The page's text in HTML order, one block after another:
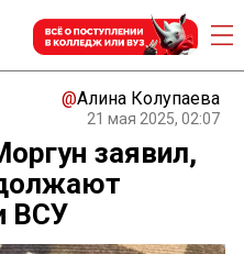
@Алина Колупаева
21 мая 2025, 02:07
заявил,
ВСУ